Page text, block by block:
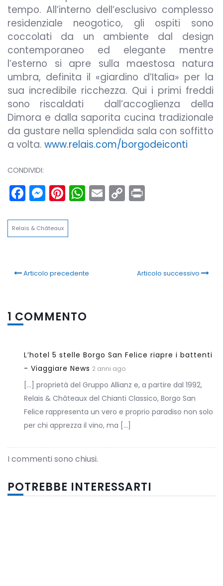
tempo. All’interno dell’esclusivo complesso
residenziale neogotico, gli ospiti sono
coccolati da un ambiente dal design
contemporaneo ed elegante mentre
l’esterno si apre sulla maestosa natura
umbra, definita il «giardino d’Italia» per la
sua incredibile ricchezza. Qui i primi freddi
sono riscaldati dall’accoglienza della
Dimora e dalla saporita cucina tradizionale
da gustare nella splendida sala con soffitto
a volta. www.relais.com/borgodeiconti
CONDIVIDI:
Facebook
Messenger
Pinterest
WhatsApp
Email
Copy
Relais & Châteaux
Articolo precedente Articolo successivo
1 COMMENTO
L’hotel 5 stelle Borgo San Felice riapre i battenti
- Viaggiare News 2 anni ago
[…] proprietà del Gruppo Allianz e, a partire dal 1992,
Relais & Châteaux del Chianti Classico, Borgo San
Felice rappresenta un vero e proprio paradiso non solo
per chi apprezza il vino, ma […]
I commenti sono chiusi.
POTREBBE INTERESSARTI